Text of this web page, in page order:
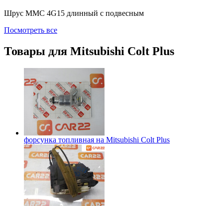
Шрус MMC 4G15 длинный c пoдвесным
Посмотреть все
Товары для Mitsubishi Colt Plus
форсунка топливная на Mitsubishi Colt Plus